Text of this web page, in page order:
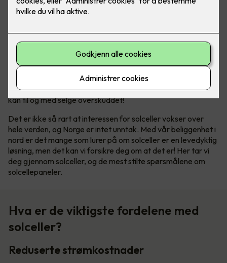
Solceller er en bærekraftig energikilde, som hjelper både
ypperlig for solcellepanel!
Bli din egen strømprodusent
Solenergi har blitt en stadig mer populær og bærekraftig
energikilde. Ikke bare produserer man sin egen energi, man
kan til og med selge overskuddet!
Det er ikke så rart at interessen for solceller vokser over
hele verden, og Norge er intet unntak. Med vår beliggenhet i
nord er det mange som lurer på om solceller er en levedyktig
løsning, men det kan vi forsikre deg om at det er! Her tar vi
deg gjennom solceller, og de mest stilte spørsmålene om
solcellepaneler.
Hva er de viktigste fordelene med
solceller?
Reduserte strømkostnader